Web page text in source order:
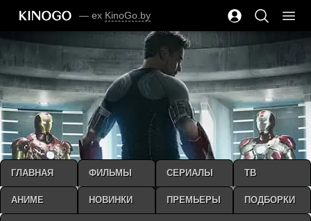
— ex KinoGo.by
ГЛАВНАЯ ФИЛЬМЫ СЕРИАЛЫ ТВ
АНИМЕ НОВИНКИ ПРЕМЬЕРЫ ПОДБОРКИ